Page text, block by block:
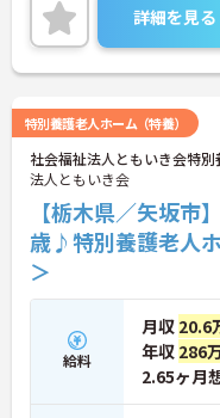
詳細を見る
特別養護老人ホーム（特養）
社会福祉法人ともいき会特
法人ともいき会
【栃木県／矢坂
歳♪特別養護老人
＞
給料
月収 20.6
年収 286
2.65ヶ月